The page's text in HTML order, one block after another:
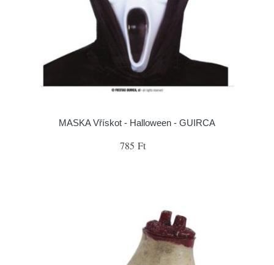
MASKA Vřískot - Halloween - GUIRCA
785 Ft